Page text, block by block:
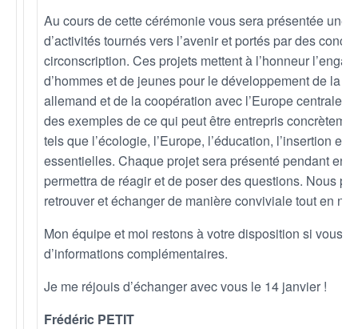
Au cours de cette cérémonie vous sera présentée une
d’activités tournés vers l’avenir et portés par des
circonscription. Ces projets mettent à l’honneur
d’hommes et de jeunes pour le développement de la
allemand et de la coopération avec l’Europe centrale
des exemples de ce qui peut être entrepris
tels que l’écologie, l’Europe, l’éducation, l’insertion et
essentielles. Chaque projet sera présenté pendant
permettra de réagir et de poser des questions. Nous
retrouver et échanger de manière conviviale tout en
Mon équipe et moi restons à votre disposition si vous
d’informations complémentaires.
Je me réjouis d’échanger avec vous le 14 janvier !
Frédéric PETIT